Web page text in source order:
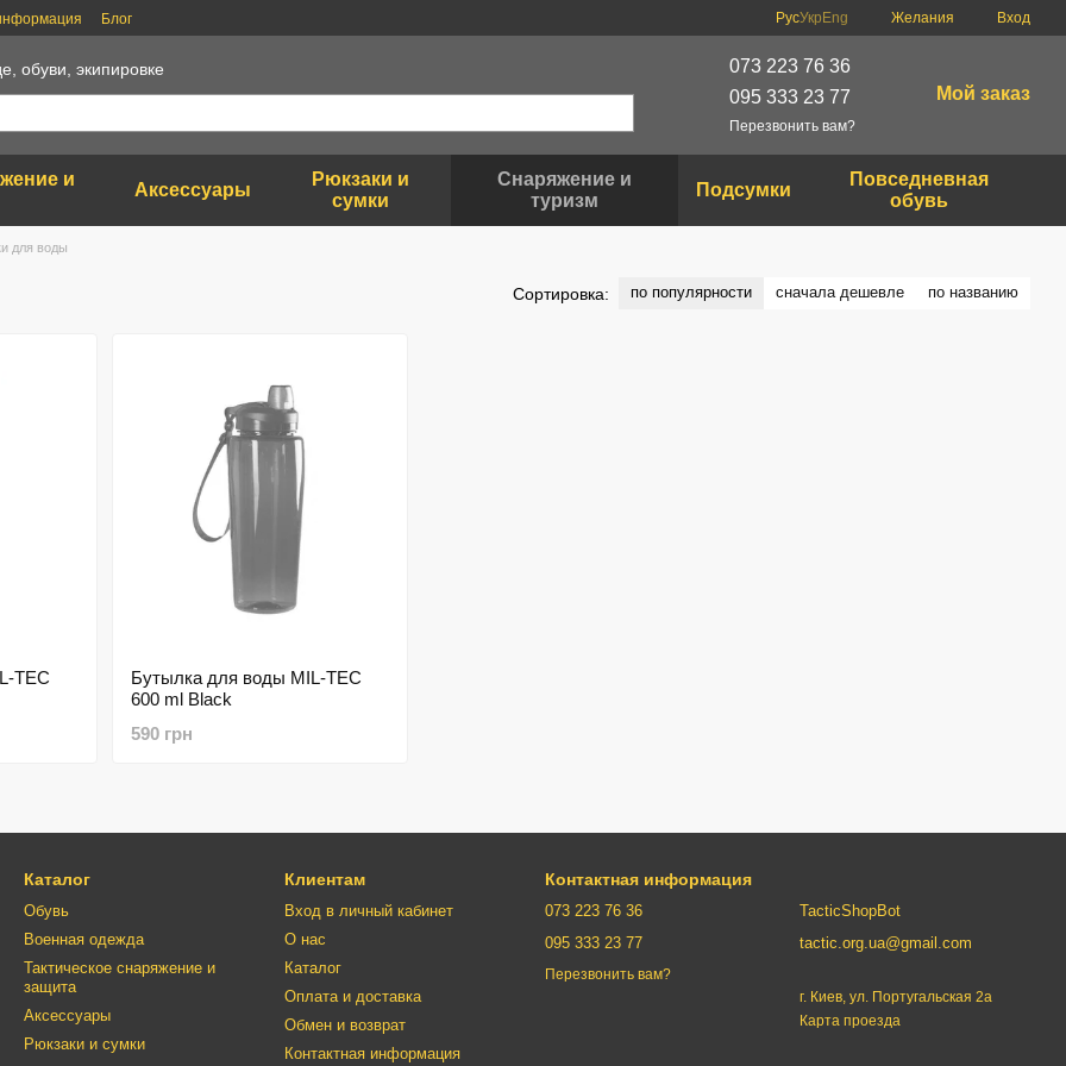
Блог РусУкр Eng Желания Вход
обуви, экипировке
073 223 76 36
095 333 23 77
Перезвонить вам?
Мой заказ
и
Аксессуары
Рюкзаки и
сумки
Снаряжение и
туризм
Подсумки
Повседневная
обувь
для воды
Сортировка: по популярности сначала дешевле по названию
TEC
Бутылка для воды MIL-TEC
600 ml Black
590 грн
Каталог
Обувь
Военная одежда
Тактическое снаряжение и
защита
Аксессуары
Рюкзаки и сумки
Клиентам
Вход в личный кабинет
О нас
Каталог
Оплата и доставка
Обмен и возврат
Контактная информация
Контактная информация
073 223 76 36
095 333 23 77
Перезвонить вам?
TacticShopBot
tactic.org.ua@gmail.com
г. Киев, ул. Португальская 2а
Карта проезда